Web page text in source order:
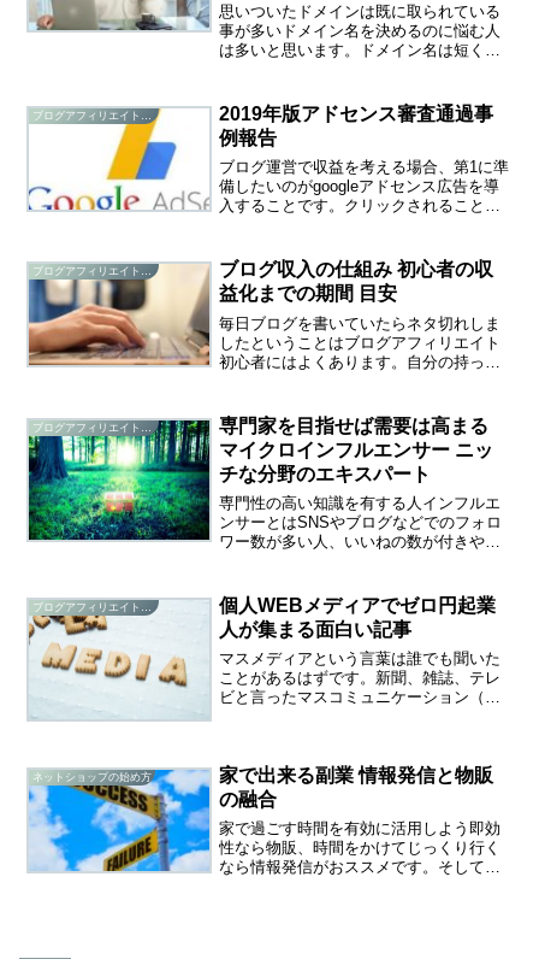
思いついたドメインは既に取られている
事が多いドメイン名を決めるのに悩む人
は多いと思います。ドメイン名は短くて
いほうがいいけどいいドメインは既に取
られていてなかなか登録で...
2019年版アドセンス審査通過事
例報告
ブログ運営で収益を考える場合、第1に準
備したいのがgoogleアドセンス広告を導
入することです。クリックされることで
容はgoogleが掲載内容にマッチした広告
を自動で配...
ブログアフィリエイト研究
ブログ収入の仕組み 初心者の収
益化までの期間 目安
毎日ブログを書いていたらネタ切れしま
したということはブログアフィリエイト
初心者にはよくあります。自分の持って
れど、収益を狙うなら記事は書き続けな
ければならないのです。そ...
専門家を目指せば需要は高まる
マイクロインフルエンサー ニッ
チな分野のエキスパート
専門性の高い知識を有する人インフルエ
ンサーとはSNSやブログなどでのフォロ
ワー数が多い人、いいねの数が付きやす
ケティングの観点から見れば、多くの需
要を喚起できる人とい...
個人WEBメディアでゼロ円起業
人が集まる面白い記事
マスメディアという言葉は誰でも聞いた
ことがあるはずです。新聞、雑誌、テレ
ビと言ったマスコミュニケーション（マ
構造に変化が現れたのは...
ネットショップの始め方
家で出来る副業 情報発信と物販
の融合
家で過ごす時間を有効に活用しよう即効
性なら物販、時間をかけてじっくり行く
なら情報発信がおススメです。そして、